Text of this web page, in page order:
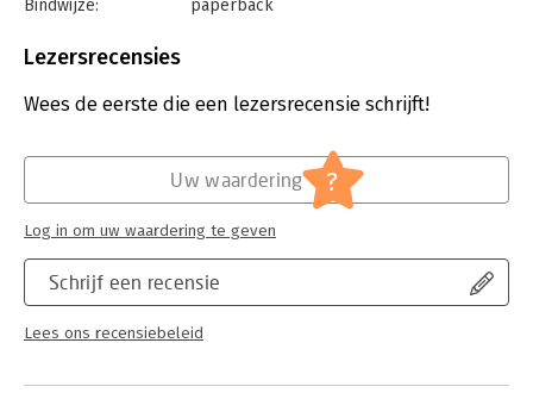
Bindwijze:
paperback
Uitgever:
Verschijningsdatum:
1-10-2010
Persoonlijke effectiviteit
Lezersrecensies
Wees de eerste die een lezersrecensie schrijft!
Schrijf een recensie
Lees ons recensiebeleid
Uw waardering ?
Log in om uw waardering te geven